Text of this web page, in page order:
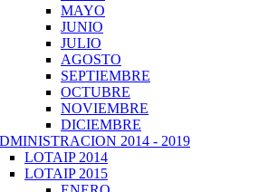
MAYO
JUNIO
JULIO
AGOSTO
SEPTIEMBRE
OCTUBRE
NOVIEMBRE
DICIEMBRE
2014 - 2019
LOTAIP 2014
LOTAIP 2015